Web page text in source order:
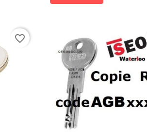
favorite_border